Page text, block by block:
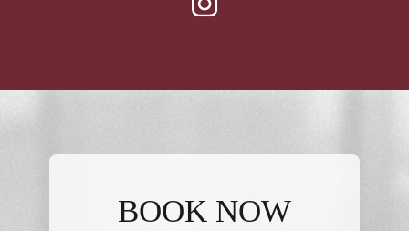
BOOK NOW